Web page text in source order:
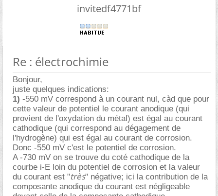
invitedf4771bf
Re : électrochimie
Bonjour,
juste quelques indications:
1) -550 mV correspond à un courant nul, càd que pour
cette valeur de potentiel le courant anodique (qui
provient de l'oxydation du métal) est égal au courant
cathodique (qui correspond au dégagement de
l'hydrogène) qui est égal au courant de corrosion.
Donc -550 mV c'est le potentiel de corrosion.
A -730 mV on se trouve du coté cathodique de la
courbe i-E loin du potentiel de corrosion et la valeur
du courant est "très" négative; ici la contribution de la
composante anodique du courant est négligeable